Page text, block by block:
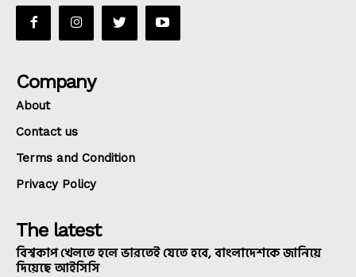
Company
About
Contact us
Terms and Condition
Privacy Policy
The latest
বিশ্বকাপ খেলতে হলে ভারতেই যেতে হবে, বাংলাদেশকে জানিয়ে
দিয়েছে আইসিসি